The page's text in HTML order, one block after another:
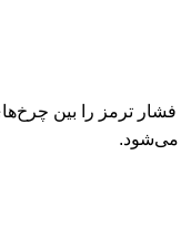
فشار ترمز را بین